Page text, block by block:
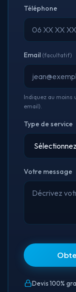
Téléphone
Email (facultatif)
Indiquez au moins
email).
Type de service
Votre message
Devis 100%